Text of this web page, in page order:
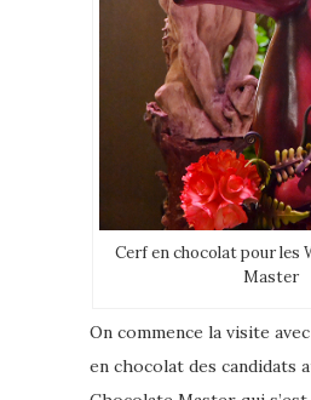
Cerf en chocolat pour les
Master
On commence la visite
en chocolat des candidats